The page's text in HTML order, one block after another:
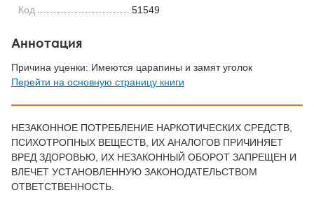
Код
51549
Аннотация
Причина уценки: Имеются царапины и замят уголок
Перейти на основную страницу книги
НЕЗАКОННОЕ ПОТРЕБЛЕНИЕ НАРКОТИЧЕСКИХ СРЕДСТВ,
ПСИХОТРОПНЫХ ВЕЩЕСТВ, ИХ АНАЛОГОВ ПРИЧИНЯЕТ
ВРЕД ЗДОРОВЬЮ, ИХ НЕЗАКОННЫЙ ОБОРОТ ЗАПРЕЩЕН И
ВЛЕЧЕТ УСТАНОВЛЕННУЮ ЗАКОНОДАТЕЛЬСТВОМ
ОТВЕТСТВЕННОСТЬ.